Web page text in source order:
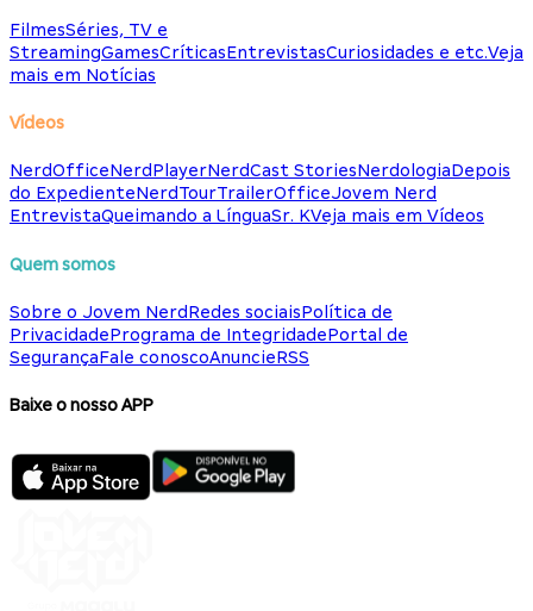
FilmesSéries, TV e
StreamingGamesCríticasEntrevistasCuriosidades e etc.Veja
mais em Notícias
Vídeos
NerdOfficeNerdPlayerNerdCast StoriesNerdologiaDepois
do ExpedienteNerdTourTrailerOfficeJovem Nerd
EntrevistaQueimando a LínguaSr. KVeja mais em Vídeos
Quem somos
Sobre o Jovem NerdRedes sociaisPolítica de
PrivacidadePrograma de IntegridadePortal de
SegurançaFale conoscoAnuncieRSS
Baixe o nosso APP